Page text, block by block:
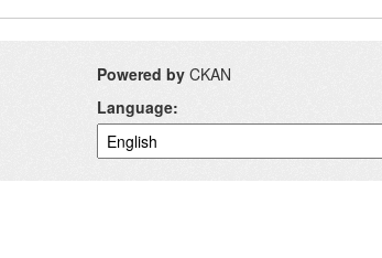
Powered by CKAN
Language